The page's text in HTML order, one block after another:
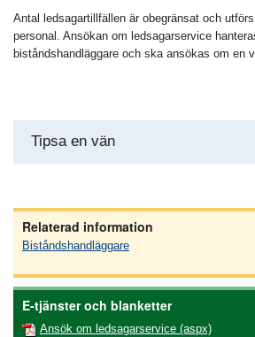
Antal ledsagartillfällen är obegränsat och
personal. Ansökan om ledsagarservice
biståndshandläggare och ska ansökas om en
Tipsa en vän
Relaterad information
Biståndshandläggare
E-tjänster och blanketter
Ansök om ledsagarservice (aspx)